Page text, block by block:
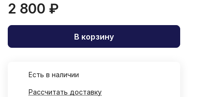
2 800 ₽
В корзину
Есть в наличии
Рассчитать доставку